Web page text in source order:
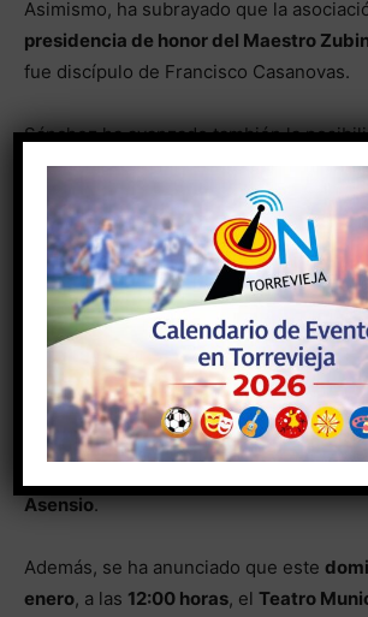
Asimismo, ha subrayado que la
presidencia de honor del Maestro
fue discípulo de Francisco Casanovas.
Sánchez ha avanzado también la
prestigioso director reciba a la
febrero en Barcelona,
visita a la exposición dedicada a quien
Éxito de las formaciones
Durante la presentación se ha
cosechado por laOrquesta de Flautas
Casanovas Orquestaen sus conciertos
presentación durante 2025, algunos de
Asensio.
Además, se ha anunciado que este
enero, a las 12:00 horas, el Teatro